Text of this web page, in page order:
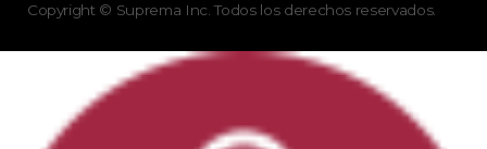
Copyright © Suprema Inc. Todos los derechos reservados.